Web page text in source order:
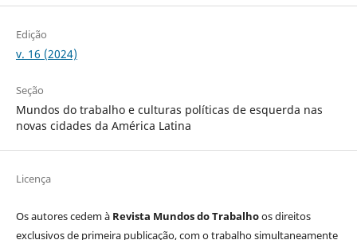
Edição
v. 16 (2024)
Seção
Mundos do trabalho e culturas políticas de esquerda nas
novas cidades da América Latina
Licença
Os autores cedem à Revista Mundos do Trabalhoos direitos
exclusivos de primeira publicação, com o trabalho simultaneamente